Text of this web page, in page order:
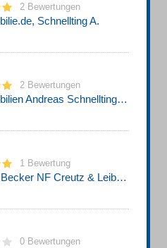
2 Bewertungen
Schnellting A.
2 Bewertungen
AS Immobilien Andreas Schnellting Immobilien
1 Bewertung
AXA -BD Becker NF Creutz & Leibrock OHG
0 Bewertungen